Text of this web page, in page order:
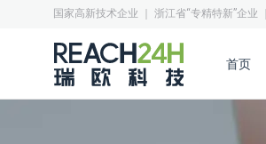
国家高新技术企业 ｜ 浙江省“专精特新”企业
首页